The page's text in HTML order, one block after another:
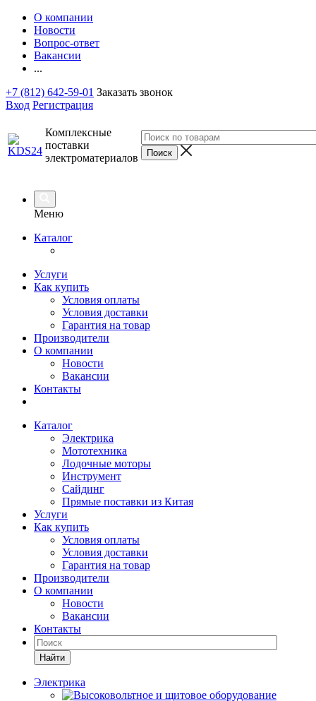
О компании
Новости
Вопрос-ответ
Вакансии
...
+7 (812) 642-59-01 Заказать звонок
Вход Регистрация
Комплексные
поставки
электроматериалов
Меню
Каталог
Услуги
Как купить
Условия оплаты
Условия доставки
Гарантия на товар
Производители
О компании
Новости
Вакансии
Контакты
Каталог
Электрика
Мототехника
Лодочные моторы
Инструмент
Сайдинг
Прямые поставки из Китая
Услуги
Как купить
Условия оплаты
Условия доставки
Гарантия на товар
Производители
О компании
Новости
Вакансии
Контакты
Найти
Электрика